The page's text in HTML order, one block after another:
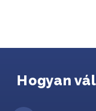
Hogyan